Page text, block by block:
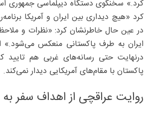
کرد.» سخنگوی دستگاه دیپلماسی جمهوری
کرد «هیچ دیداری بین ایران و آمریکا
در عین حال خاطرنشان کرد: «نظرات و
ایران به طرف پاکستانی منعکس می‌شود.»
درنهایت حتی رسانه‌های غربی هم تایید
پاکستان با مقام‌های آمریکایی دیدار نمی‌کند.
روایت عراقچی از اهداف سفر به